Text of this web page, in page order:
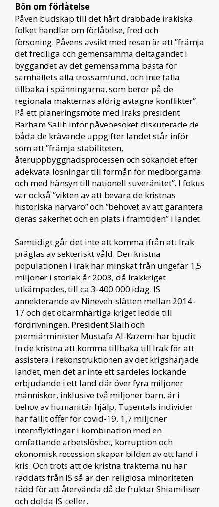
Bön om förlåtelse
Påven budskap till det hårt drabbade irakiska
folket handlar om förlåtelse, fred och
försoning. Påvens avsikt med resan är att ”främja
det fredliga och gemensamma deltagandet i
byggandet av det gemensamma bästa för
samhällets alla trossamfund, och inte falla
tillbaka i spänningarna, som beror på de
regionala makternas aldrig avtagna konflikter”.
På ett planeringsmöte med Iraks president
Barham Salih inför påvebesöket diskuterade de
båda de krävande uppgifter landet står inför
som att ”främja stabiliteten,
återuppbyggnadsprocessen och sökandet efter
adekvata lösningar till förmån för medborgarna
och med hänsyn till nationell suveränitet”. I fokus
var också ”vikten av att bevara de kristnas
historiska närvaro” och ”behovet av att garantera
deras säkerhet och en plats i framtiden” i landet.
Samtidigt går det inte att komma ifrån att Irak
präglas av sekteriskt våld. Den kristna
populationen i Irak har minskat från ungefär 1,5
miljoner i storlek år 2003, då Irakkriget
utkämpades, till ca 3-400 000 idag. IS
annekterande av Nineveh-slätten mellan 2014-
17 och det obarmhärtiga kriget ledde till
fördrivningen. President Slaih och
premiärminister Mustafa Al-Kazemi har bjudit
in de kristna att komma tillbaka till Irak för att
assistera i rekonstruktionen av det krigshärjade
landet, men det är inte ett särdeles lockande
erbjudande i ett land där över fyra miljoner
människor, inklusive två miljoner barn, är i
behov av humanitär hjälp, Tusentals individer
har fallit offer för covid-19. 1,7 miljoner
internflyktingar i kombination med en
omfattande arbetslöshet, korruption och
ekonomisk recession skapar bilden av ett land i
kris. Och trots att de kristna trakterna nu har
räddats från IS så är den religiösa minoriteten
rädd för att återvända då de fruktar Shiamiliser
och dolda IS-celler.